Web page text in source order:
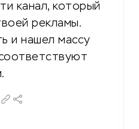
канал, который
рекламы.
и нашел массу